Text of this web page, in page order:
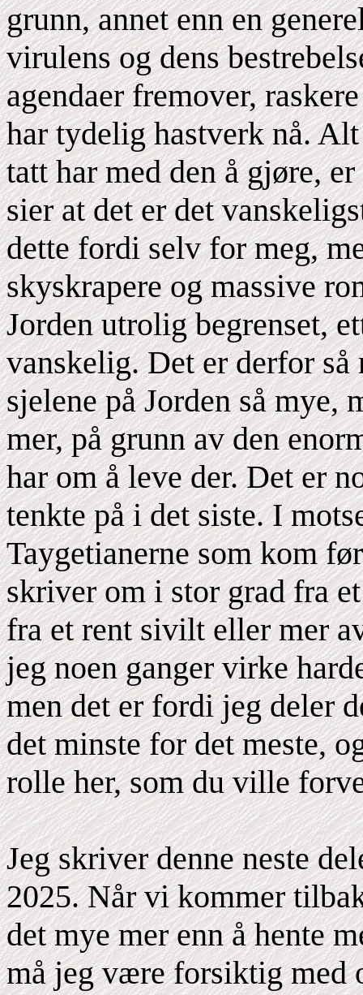
grunn, annet enn en
virulens og dens
agendaer fremover,
har tydelig hastverk nå.
tatt har med den å gjøre,
sier at det er det
dette fordi selv for meg,
skyskrapere og massive
Jorden utrolig begrenset,
vanskelig. Det er derfor så
sjelene på Jorden så
mer, på grunn av den
har om å leve der. Det er
tenkte på i det siste. I
Taygetianerne som kom
skriver om i stor grad fra
fra et rent sivilt eller mer
jeg noen ganger virke
men det er fordi jeg deler
det minste for det meste,
rolle her, som du ville
Jeg skriver denne neste
2025. Når vi kommer
det mye mer enn å hente
må jeg være forsiktig med